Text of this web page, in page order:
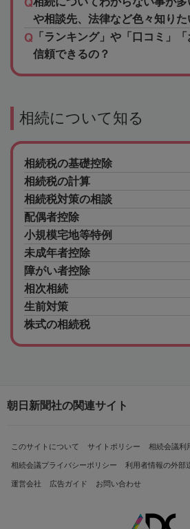
や相談先、法律など色々知りた
「ランキング」や「口コミ」
信頼できるの？
相続について知る
相続税の基礎控除
相続税の計算
相続税対策の相談
配偶者控除
小規模宅地等特例
未成年者控除
障がい者控除
相次相続
生前対策
株式の相続税
朝日新聞社の関連サイト
このサイトについて サイトポリシー 相続会議利
相続会議プライバシーポリシー 利用者情報の外部
運営会社 広告ガイド お問い合わせ